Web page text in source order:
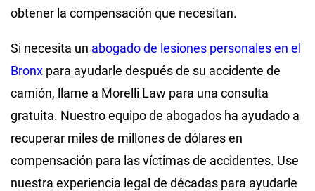
obtener la compensación que necesitan.
Si necesita un abogado de lesiones personales en el
Bronx para ayudarle después de su accidente de
camión, llame a Morelli Law para una consulta
gratuita. Nuestro equipo de abogados ha ayudado a
recuperar miles de millones de dólares en
compensación para las víctimas de accidentes. Use
nuestra experiencia legal de décadas para ayudarle